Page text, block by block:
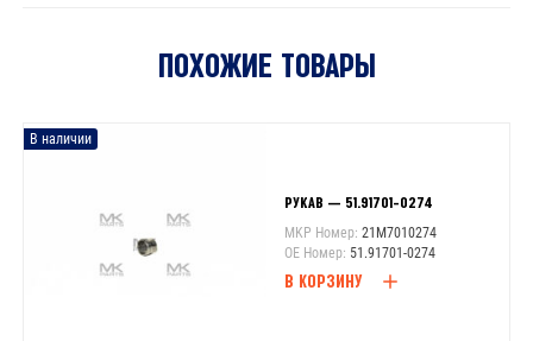
ПОХОЖИЕ ТОВАРЫ
В наличии
РУКАВ — 51.91701-0274
MKP Номер: 21M7010274
OE Номер: 51.91701-0274
В КОРЗИНУ